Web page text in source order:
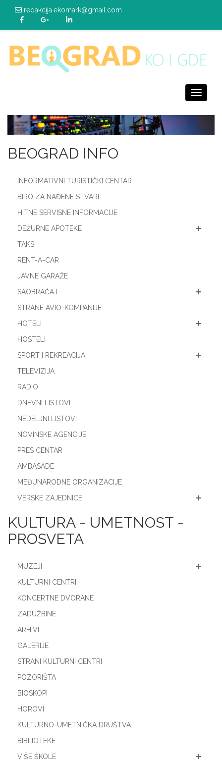
redakcija.ekomark@gmail.com
Toggle
BEOGRAD INFO
INFORMATIVNI TURISTIČKI CENTAR
BIRO ZA NAĐENE STVARI
HITNE SERVISNE INFORMACIJE
DEŽURNE APOTEKE
TAKSI
RENT-A-CAR
JAVNE GARAŽE
SAOBRAĆAJ
STRANE AVIO-KOMPANIJE
HOTELI
HOSTELI
SPORT I REKREACIJA
TELEVIZIJA
RADIO
DNEVNI LISTOVI
NEDELJNI LISTOVI
NOVINSKE AGENCIJE
PRES CENTAR
AMBASADE
MEĐUNARODNE ORGANIZACIJE
VERSKE ZAJEDNICE
KULTURA - UMETNOST -
PROSVETA
MUZEJI
KULTURNI CENTRI
KONCERTNE DVORANE
ZADUŽBINE
ARHIVI
GALERIJE
STRANI KULTURNI CENTRI
POZORIŠTA
BIOSKOPI
HOROVI
KULTURNO-UMETNIČKA DRUŠTVA
BIBLIOTEKE
VIŠE ŠKOLE